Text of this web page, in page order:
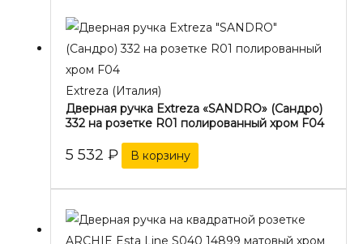
Extreza (Италия)
Дверная ручка Extreza «SANDRO» (Сандро)
332 на розетке R01 полированный хром F04
5 532 ₽ В корзину